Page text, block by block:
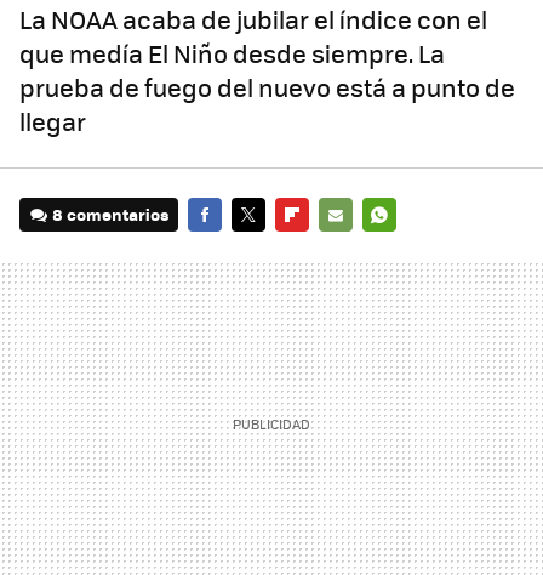
La NOAA acaba de jubilar el índice con el
que medía El Niño desde siempre. La
prueba de fuego del nuevo está a punto de
llegar
8 comentarios
MAIL